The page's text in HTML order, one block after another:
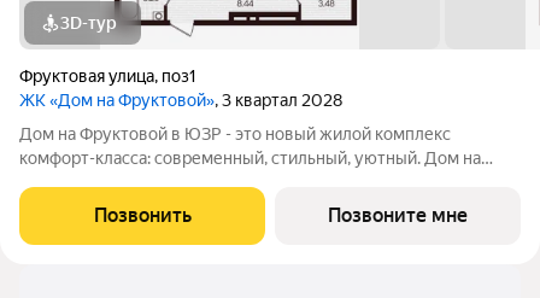
3D-тур
Фруктовая улица, поз1
ЖК «Дом на Фруктовой», 3 квартал 2028
Дом на Фруктовой в ЮЗР - это новый жилой комплекс
комфорт-класса: современный, стильный, уютный. Дом на
удачным расположением, развитой инфраструктурой,
продуманной архитектурой и инженерным
Позвонить Позвоните мне